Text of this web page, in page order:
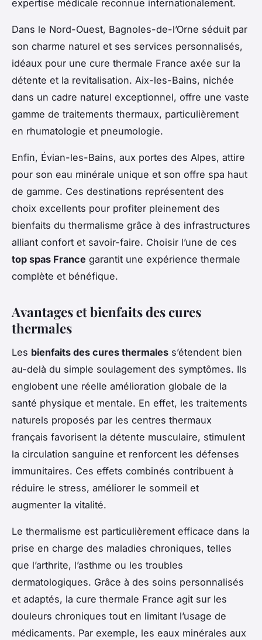
expertise médicale reconnue internationalement.
Dans le Nord-Ouest, Bagnoles-de-l’Orne séduit par
son charme naturel et ses services personnalisés,
idéaux pour une cure thermale France axée sur la
détente et la revitalisation. Aix-les-Bains, nichée
dans un cadre naturel exceptionnel, offre une vaste
gamme de traitements thermaux, particulièrement
en rhumatologie et pneumologie.
Enfin, Évian-les-Bains, aux portes des Alpes, attire
pour son eau minérale unique et son offre spa haut
de gamme. Ces destinations représentent des
choix excellents pour profiter pleinement des
bienfaits du thermalisme grâce à des infrastructures
alliant confort et savoir-faire. Choisir l’une de ces
top spas France garantit une expérience thermale
complète et bénéfique.
Avantages et bienfaits des cures
thermales
Les bienfaits des cures thermales s’étendent bien
au-delà du simple soulagement des symptômes. Ils
englobent une réelle amélioration globale de la
santé physique et mentale. En effet, les traitements
naturels proposés par les centres thermaux
français favorisent la détente musculaire, stimulent
la circulation sanguine et renforcent les défenses
immunitaires. Ces effets combinés contribuent à
réduire le stress, améliorer le sommeil et
augmenter la vitalité.
Le thermalisme est particulièrement efficace dans la
prise en charge des maladies chroniques, telles
que l’arthrite, l’asthme ou les troubles
dermatologiques. Grâce à des soins personnalisés
et adaptés, la cure thermale France agit sur les
douleurs chroniques tout en limitant l’usage de
médicaments. Par exemple, les eaux minérales aux